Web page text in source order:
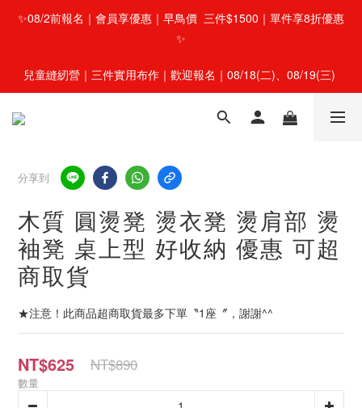
✨08/2前報名｜會員享優惠｜早鳥價  三件$1500｜單件享8折優惠
✨
兒童縫紉營｜三件實用布作｜歡迎報名｜08/18(二)、08/19(三)
分享到
木質 圓燙凳 燙衣凳 燙肩部 燙
袖凳 桌上型 好收納 優惠 可超
商取貨
★注意！此商品超商取貨最多下單〝1座〞，謝謝^^
NT$625 NT$890
數量